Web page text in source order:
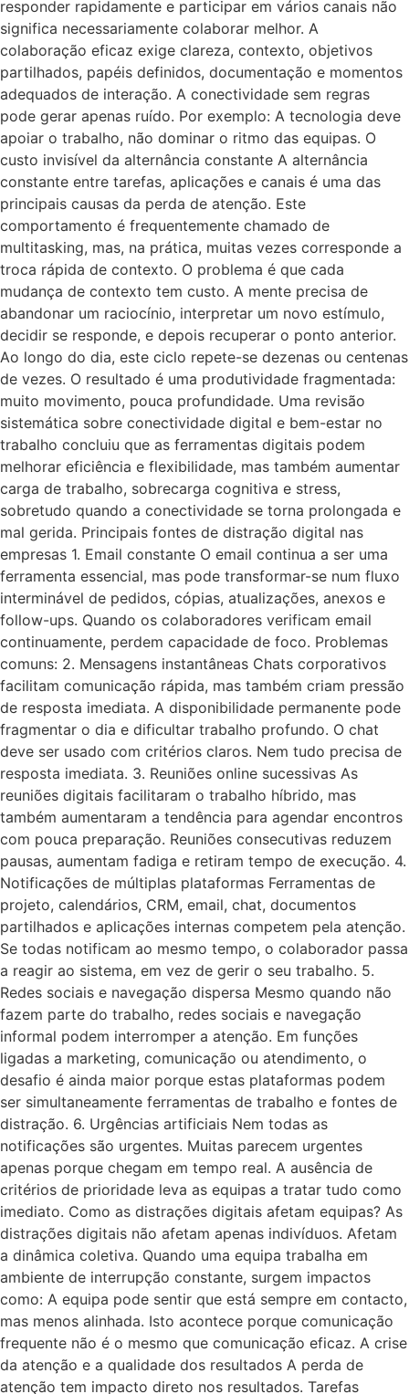
responder rapidamente e participar em vários canais não
significa necessariamente colaborar melhor. A
colaboração eficaz exige clareza, contexto, objetivos
partilhados, papéis definidos, documentação e momentos
adequados de interação. A conectividade sem regras
pode gerar apenas ruído. Por exemplo: A tecnologia deve
apoiar o trabalho, não dominar o ritmo das equipas. O
custo invisível da alternância constante A alternância
constante entre tarefas, aplicações e canais é uma das
principais causas da perda de atenção. Este
comportamento é frequentemente chamado de
multitasking, mas, na prática, muitas vezes corresponde a
troca rápida de contexto. O problema é que cada
mudança de contexto tem custo. A mente precisa de
abandonar um raciocínio, interpretar um novo estímulo,
decidir se responde, e depois recuperar o ponto anterior.
Ao longo do dia, este ciclo repete-se dezenas ou centenas
de vezes. O resultado é uma produtividade fragmentada:
muito movimento, pouca profundidade. Uma revisão
sistemática sobre conectividade digital e bem-estar no
trabalho concluiu que as ferramentas digitais podem
melhorar eficiência e flexibilidade, mas também aumentar
carga de trabalho, sobrecarga cognitiva e stress,
sobretudo quando a conectividade se torna prolongada e
mal gerida. Principais fontes de distração digital nas
empresas 1. Email constante O email continua a ser uma
ferramenta essencial, mas pode transformar-se num fluxo
interminável de pedidos, cópias, atualizações, anexos e
follow-ups. Quando os colaboradores verificam email
continuamente, perdem capacidade de foco. Problemas
comuns: 2. Mensagens instantâneas Chats corporativos
facilitam comunicação rápida, mas também criam pressão
de resposta imediata. A disponibilidade permanente pode
fragmentar o dia e dificultar trabalho profundo. O chat
deve ser usado com critérios claros. Nem tudo precisa de
resposta imediata. 3. Reuniões online sucessivas As
reuniões digitais facilitaram o trabalho híbrido, mas
também aumentaram a tendência para agendar encontros
com pouca preparação. Reuniões consecutivas reduzem
pausas, aumentam fadiga e retiram tempo de execução. 4.
Notificações de múltiplas plataformas Ferramentas de
projeto, calendários, CRM, email, chat, documentos
partilhados e aplicações internas competem pela atenção.
Se todas notificam ao mesmo tempo, o colaborador passa
a reagir ao sistema, em vez de gerir o seu trabalho. 5.
Redes sociais e navegação dispersa Mesmo quando não
fazem parte do trabalho, redes sociais e navegação
informal podem interromper a atenção. Em funções
ligadas a marketing, comunicação ou atendimento, o
desafio é ainda maior porque estas plataformas podem
ser simultaneamente ferramentas de trabalho e fontes de
distração. 6. Urgências artificiais Nem todas as
notificações são urgentes. Muitas parecem urgentes
apenas porque chegam em tempo real. A ausência de
critérios de prioridade leva as equipas a tratar tudo como
imediato. Como as distrações digitais afetam equipas? As
distrações digitais não afetam apenas indivíduos. Afetam
a dinâmica coletiva. Quando uma equipa trabalha em
ambiente de interrupção constante, surgem impactos
como: A equipa pode sentir que está sempre em contacto,
mas menos alinhada. Isto acontece porque comunicação
frequente não é o mesmo que comunicação eficaz. A crise
da atenção e a qualidade dos resultados A perda de
atenção tem impacto direto nos resultados. Tarefas